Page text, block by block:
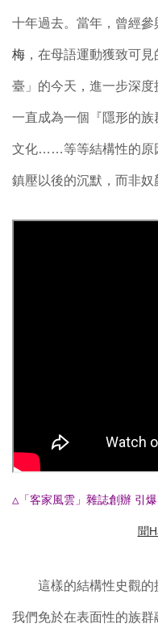
十年過去。當年，曾經
梅 ，在母語運動獲致可
臺」的今天，進一步深
一直成為一個『隱形的族
文化……等等結構性的原
鎮壓以後的沉默，而非奴
△ 「客家風雲」雜誌創辦 引
聞
這樣的結構性史觀的
我們免於在表面性的族